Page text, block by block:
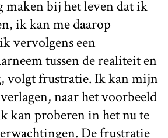
maken bij het leven dat ik
ik kan me daarop
vervolgens een
tussen de realiteit en
volgt frustratie. Ik kan mijn
naar het voorbeeld
kan proberen in het nu te
De frustratie